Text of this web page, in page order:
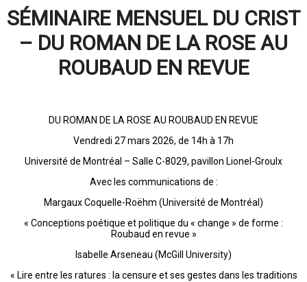
SÉMINAIRE MENSUEL DU CRIST
– DU ROMAN DE LA ROSE AU
ROUBAUD EN REVUE
DU ROMAN DE LA ROSE AU ROUBAUD EN REVUE
Vendredi 27 mars 2026, de 14h à 17h
Université de Montréal – Salle C-8029, pavillon Lionel-Groulx
Avec les communications de :
Margaux Coquelle-Roëhm (Université de Montréal)
« Conceptions poétique et politique du « change » de forme :
Roubaud en revue »
Isabelle Arseneau (McGill University)
« Lire entre les ratures : la censure et ses gestes dans les traditions